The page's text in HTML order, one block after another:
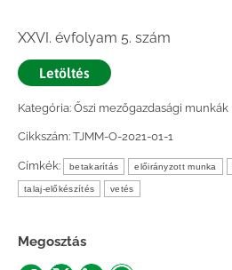
XXVI. évfolyam 5. szám
Letöltés
Kategória: Őszi mezőgazdasági munkák
Cikkszám: TJMM-O-2021-01-1
Címkék: betakarítás előirányzott munka
talaj-előkészítés vetés
Megosztás